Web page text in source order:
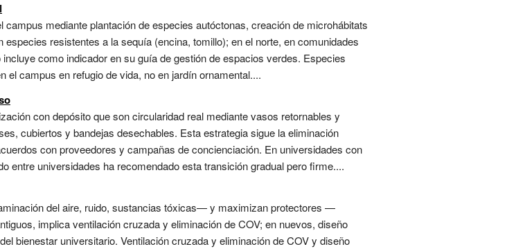
mediante plantación de especies autóctonas, creación de microhábitats
resistentes a la sequía (encina, tomillo); en el norte, en comunidades
como indicador en su guía de gestión de espacios verdes. Especies
campus en refugio de vida, no en jardín ornamental....
con depósito que son circularidad real mediante vasos retornables y
cubiertos y bandejas desechables. Esta estrategia sigue la eliminación
con proveedores y campañas de concienciación. En universidades con
entre universidades ha recomendado esta transición gradual pero firme....
del aire, ruido, sustancias tóxicas— y maximizan protectores —
implica ventilación cruzada y eliminación de COV; en nuevos, diseño
bienestar universitario. Ventilación cruzada y eliminación de COV y diseño